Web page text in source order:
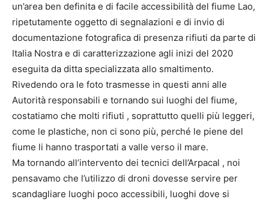
un’area ben definita e di facile accessibilità del fiume Lao,
ripetutamente oggetto di segnalazioni e di invio di
documentazione fotografica di presenza rifiuti da parte di
Italia Nostra e di caratterizzazione agli inizi del 2020
eseguita da ditta specializzata allo smaltimento.
Rivedendo ora le foto trasmesse in questi anni alle
Autorità responsabili e tornando sui luoghi del fiume,
costatiamo che molti rifiuti , soprattutto quelli più leggeri,
come le plastiche, non ci sono più, perché le piene del
fiume li hanno trasportati a valle verso il mare.
Ma tornando all’intervento dei tecnici dell’Arpacal , noi
pensavamo che l’utilizzo di droni dovesse servire per
scandagliare luoghi poco accessibili, luoghi dove si